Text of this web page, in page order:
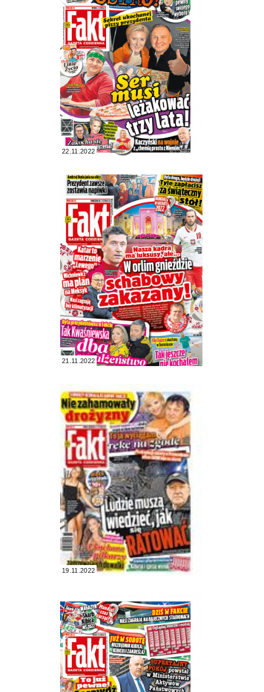
22.11.2022
21.11.2022
19.11.2022